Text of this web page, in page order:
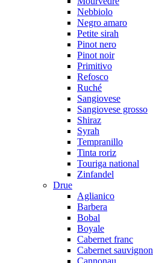
Nebbiolo
Negro amaro
Petite sirah
Pinot nero
Pinot noir
Primitivo
Refosco
Ruché
Sangiovese
Sangiovese grosso
Shiraz
Syrah
Tempranillo
Tinta roriz
Touriga national
Zinfandel
Drue
Aglianico
Barbera
Bobal
Boyale
Cabernet franc
Cabernet sauvignon